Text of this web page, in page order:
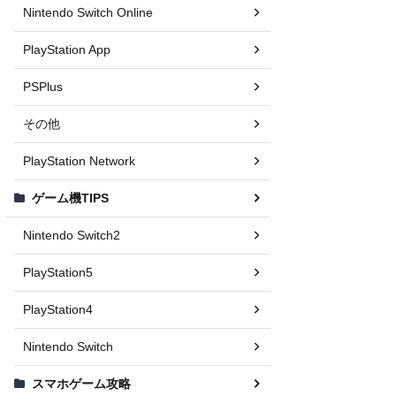
Nintendo Switch Online
PlayStation App
PSPlus
その他
PlayStation Network
ゲーム機TIPS
Nintendo Switch2
PlayStation5
PlayStation4
Nintendo Switch
スマホゲーム攻略